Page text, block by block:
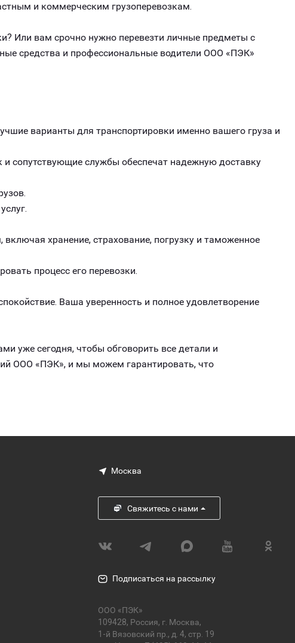
и коммерческим грузоперевозкам.
Или вам срочно нужно перевезти личные предметы с
средства и профессиональные водители ООО «ПЭК»
варианты для транспортировки именно вашего груза и
сопутствующие службы обеспечат надежную доставку
хранение, страхование, погрузку и таможенное
процесс его перевозки.
Ваша уверенность и полное удовлетворение
уже сегодня, чтобы обговорить все детали и
ООО «ПЭК», и мы можем гарантировать, что
Москва
Свяжитесь с нами
Подписаться на рассылку
ООО «ПЭК»
109428, Россия, г. Москва,
1-й Вязовский пр., д. 4, стр. 19